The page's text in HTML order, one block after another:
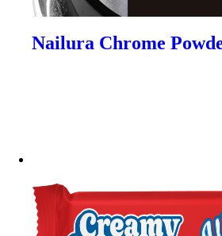
Nailura Chrome